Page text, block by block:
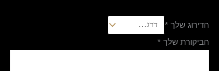
הדירוג שלך *
הביקורת שלך *